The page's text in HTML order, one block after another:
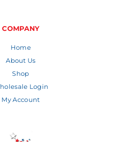
COMPANY
Home
About Us
Shop
Login
My Account